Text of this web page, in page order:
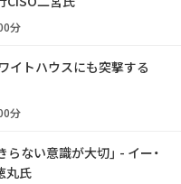
分
ワイトハウスにも突撃する
分
らない意識が大切」 - イー・
丸氏